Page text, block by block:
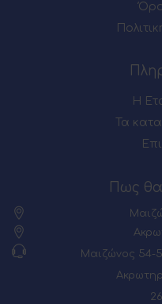
Η
Τα
Πως
Μαιζώνος 54-